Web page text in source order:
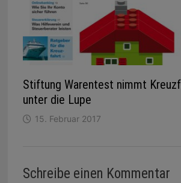
Stiftung Warentest nimmt
unter die Lupe
15. Februar 2017
Schreibe einen Kommentar